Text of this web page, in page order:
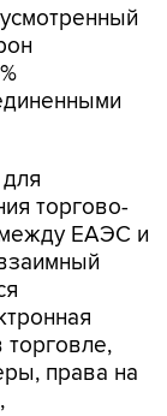
торгово-
между ЕАЭС и
торговле,
права на